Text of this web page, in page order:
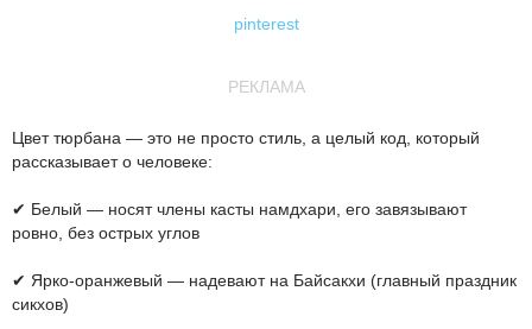
pinterest
РЕКЛАМА
Цвет тюрбана — это не просто стиль, а целый код, который
рассказывает о человеке:
✔ Белый — носят члены касты намдхари, его завязывают
ровно, без острых углов
✔ Ярко-оранжевый — надевают на Байсакхи (главный праздник
сикхов)